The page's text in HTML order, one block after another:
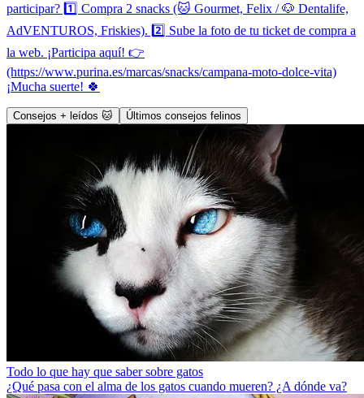
participar? 1️⃣ Compra 2 snacks (🐱 Gourmet, Felix / 🐶 Dentalife,
AdVENTUROS, Friskies). 2️⃣ Sube la foto de tu ticket de compra a
la web. ¡Participa aquí! 👉
(https://www.purina.es/marcas/snacks/campana-moto-dolce-vita)
¡Mucha suerte! 🍀
Consejos + leídos 🐱 Últimos consejos felinos
Todo lo que hay que saber sobre gatos
¿Qué pasa con el alma de los gatos cuando mueren? ¿A dónde va?